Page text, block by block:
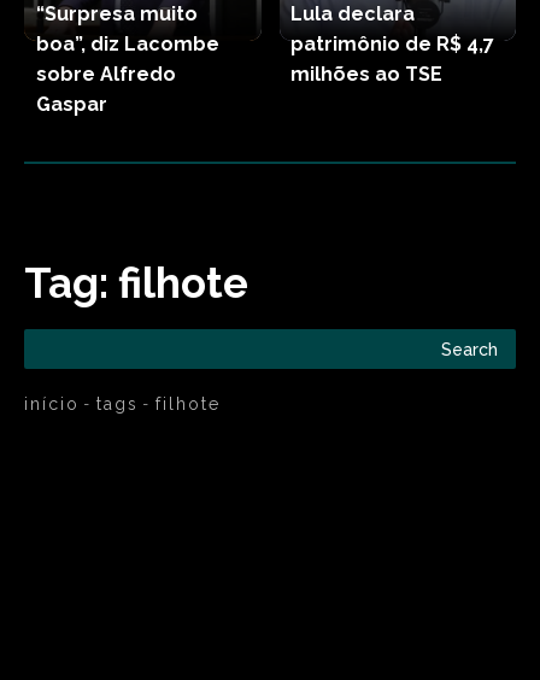
“Surpresa muito
boa”, diz Lacombe
sobre Alfredo
Gaspar
Lula declara
patrimônio de R$ 4,7
milhões ao TSE
Tag: filhote
Search
início tags filhote